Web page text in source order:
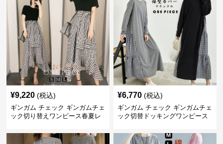
¥9,220 (税込)
ギンガム チェック ギンガムチェ
ック切り替えワンピース春夏レ
¥6,770 (税込)
ギンガム チェック ギンガムチェ
ック切替ドッキングワンピース